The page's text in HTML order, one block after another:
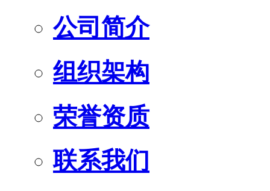
公司简介
组织架构
荣誉资质
联系我们